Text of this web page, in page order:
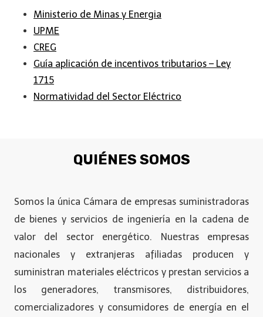
Ministerio de Minas y Energia
UPME
CREG
Guía aplicación de incentivos tributarios – Ley
1715
Normatividad del Sector Eléctrico
QUIÉNES SOMOS
Somos la única Cámara de empresas suministradoras
de bienes y servicios de ingeniería en la cadena de
valor del sector energético. Nuestras empresas
nacionales y extranjeras afiliadas producen y
suministran materiales eléctricos y prestan servicios a
los generadores, transmisores, distribuidores,
comercializadores y consumidores de energía en el